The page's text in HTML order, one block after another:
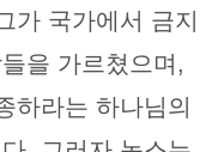
가 국가에서 금지
을 가르쳤으며,
하라는 하나님의